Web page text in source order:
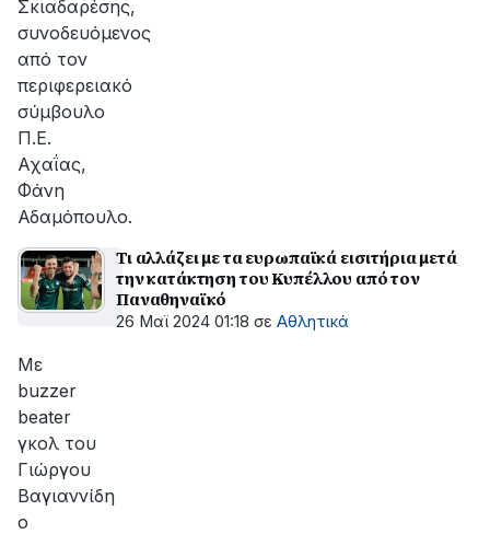
Σκιαδαρέσης,
συνοδευόμενος
από τον
περιφερειακό
σύμβουλο
Π.Ε.
Αχαΐας,
Φάνη
Αδαμόπουλο.
Τι αλλάζει με τα ευρωπαϊκά εισιτήρια μετά
την κατάκτηση του Κυπέλλου από τον
Παναθηναϊκό
26 Μαϊ 2024 01:18 σε Αθλητικά
Με
buzzer
beater
γκολ του
Γιώργου
Βαγιαννίδη
ο